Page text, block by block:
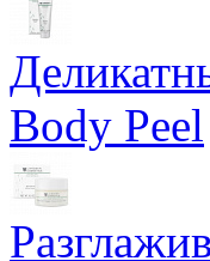
Body Peel